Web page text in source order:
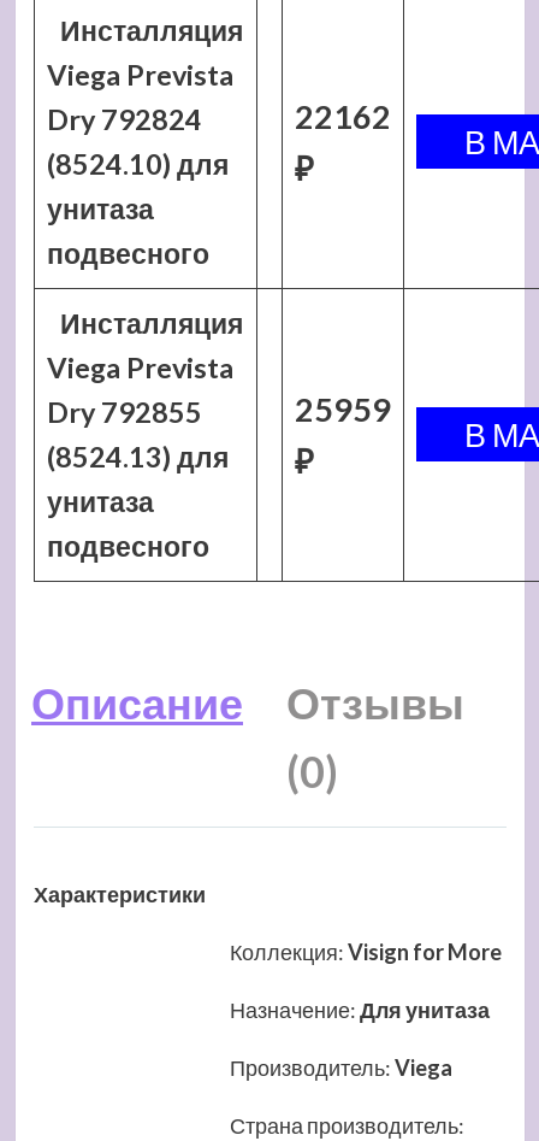
Инсталляция
Viega Prevista
Dry 792824
(8524.10) для
унитаза
подвесного
22162
₽
Инсталляция
Viega Prevista
Dry 792855
(8524.13) для
унитаза
подвесного
25959
₽
Описание
Отзывы
(0)
Характеристики
Коллекция:Visign for More
Назначение:Для унитаза
Производитель:Viega
Страна производитель: